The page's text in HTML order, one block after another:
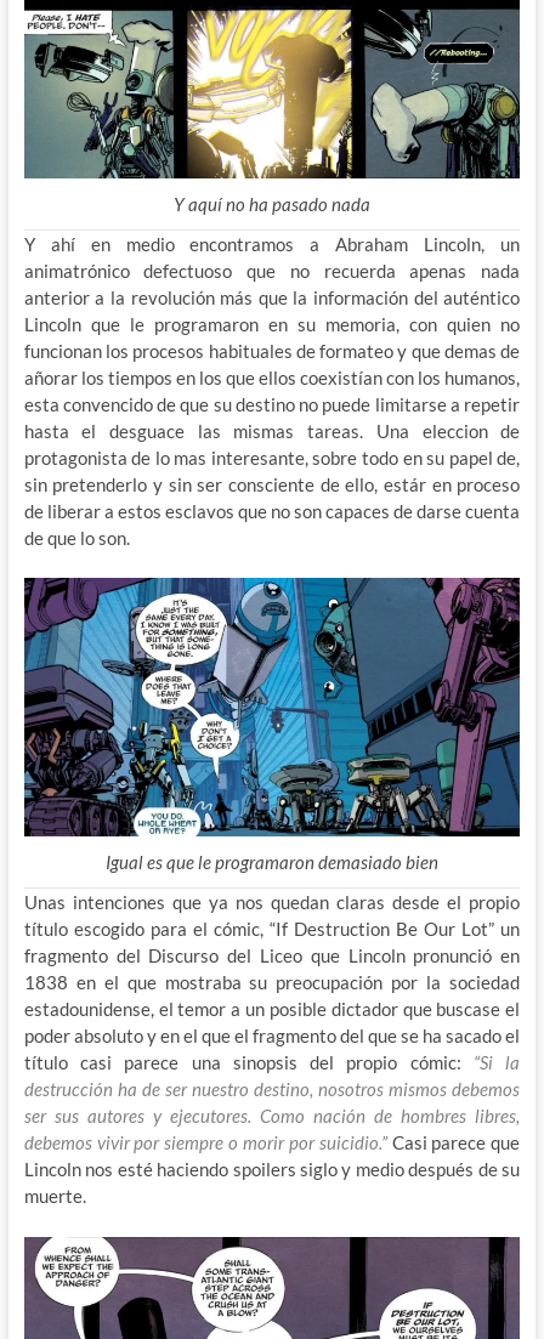
Y aquí no ha pasado nada
Y ahí en medio encontramos a Abraham Lincoln, un
animatrónico defectuoso que no recuerda apenas nada
anterior a la revolución más que la información del auténtico
Lincoln que le programaron en su memoria, con quien no
funcionan los procesos habituales de formateo y que demas de
añorar los tiempos en los que ellos coexistían con los humanos,
esta convencido de que su destino no puede limitarse a repetir
hasta el desguace las mismas tareas. Una eleccion de
protagonista de lo mas interesante, sobre todo en su papel de,
sin pretenderlo y sin ser consciente de ello, estár en proceso
de liberar a estos esclavos que no son capaces de darse cuenta
de que lo son.
Igual es que le programaron demasiado bien
Unas intenciones que ya nos quedan claras desde el propio
título escogido para el cómic, “If Destruction Be Our Lot” un
fragmento del Discurso del Liceo que Lincoln pronunció en
1838 en el que mostraba su preocupación por la sociedad
estadounidense, el temor a un posible dictador que buscase el
poder absoluto y en el que el fragmento del que se ha sacado el
título casi parece una sinopsis del propio cómic: “Si la
destrucción ha de ser nuestro destino, nosotros mismos debemos
ser sus autores y ejecutores. Como nación de hombres libres,
debemos vivir por siempre o morir por suicidio.” Casi parece que
Lincoln nos esté haciendo spoilers siglo y medio después de su
muerte.